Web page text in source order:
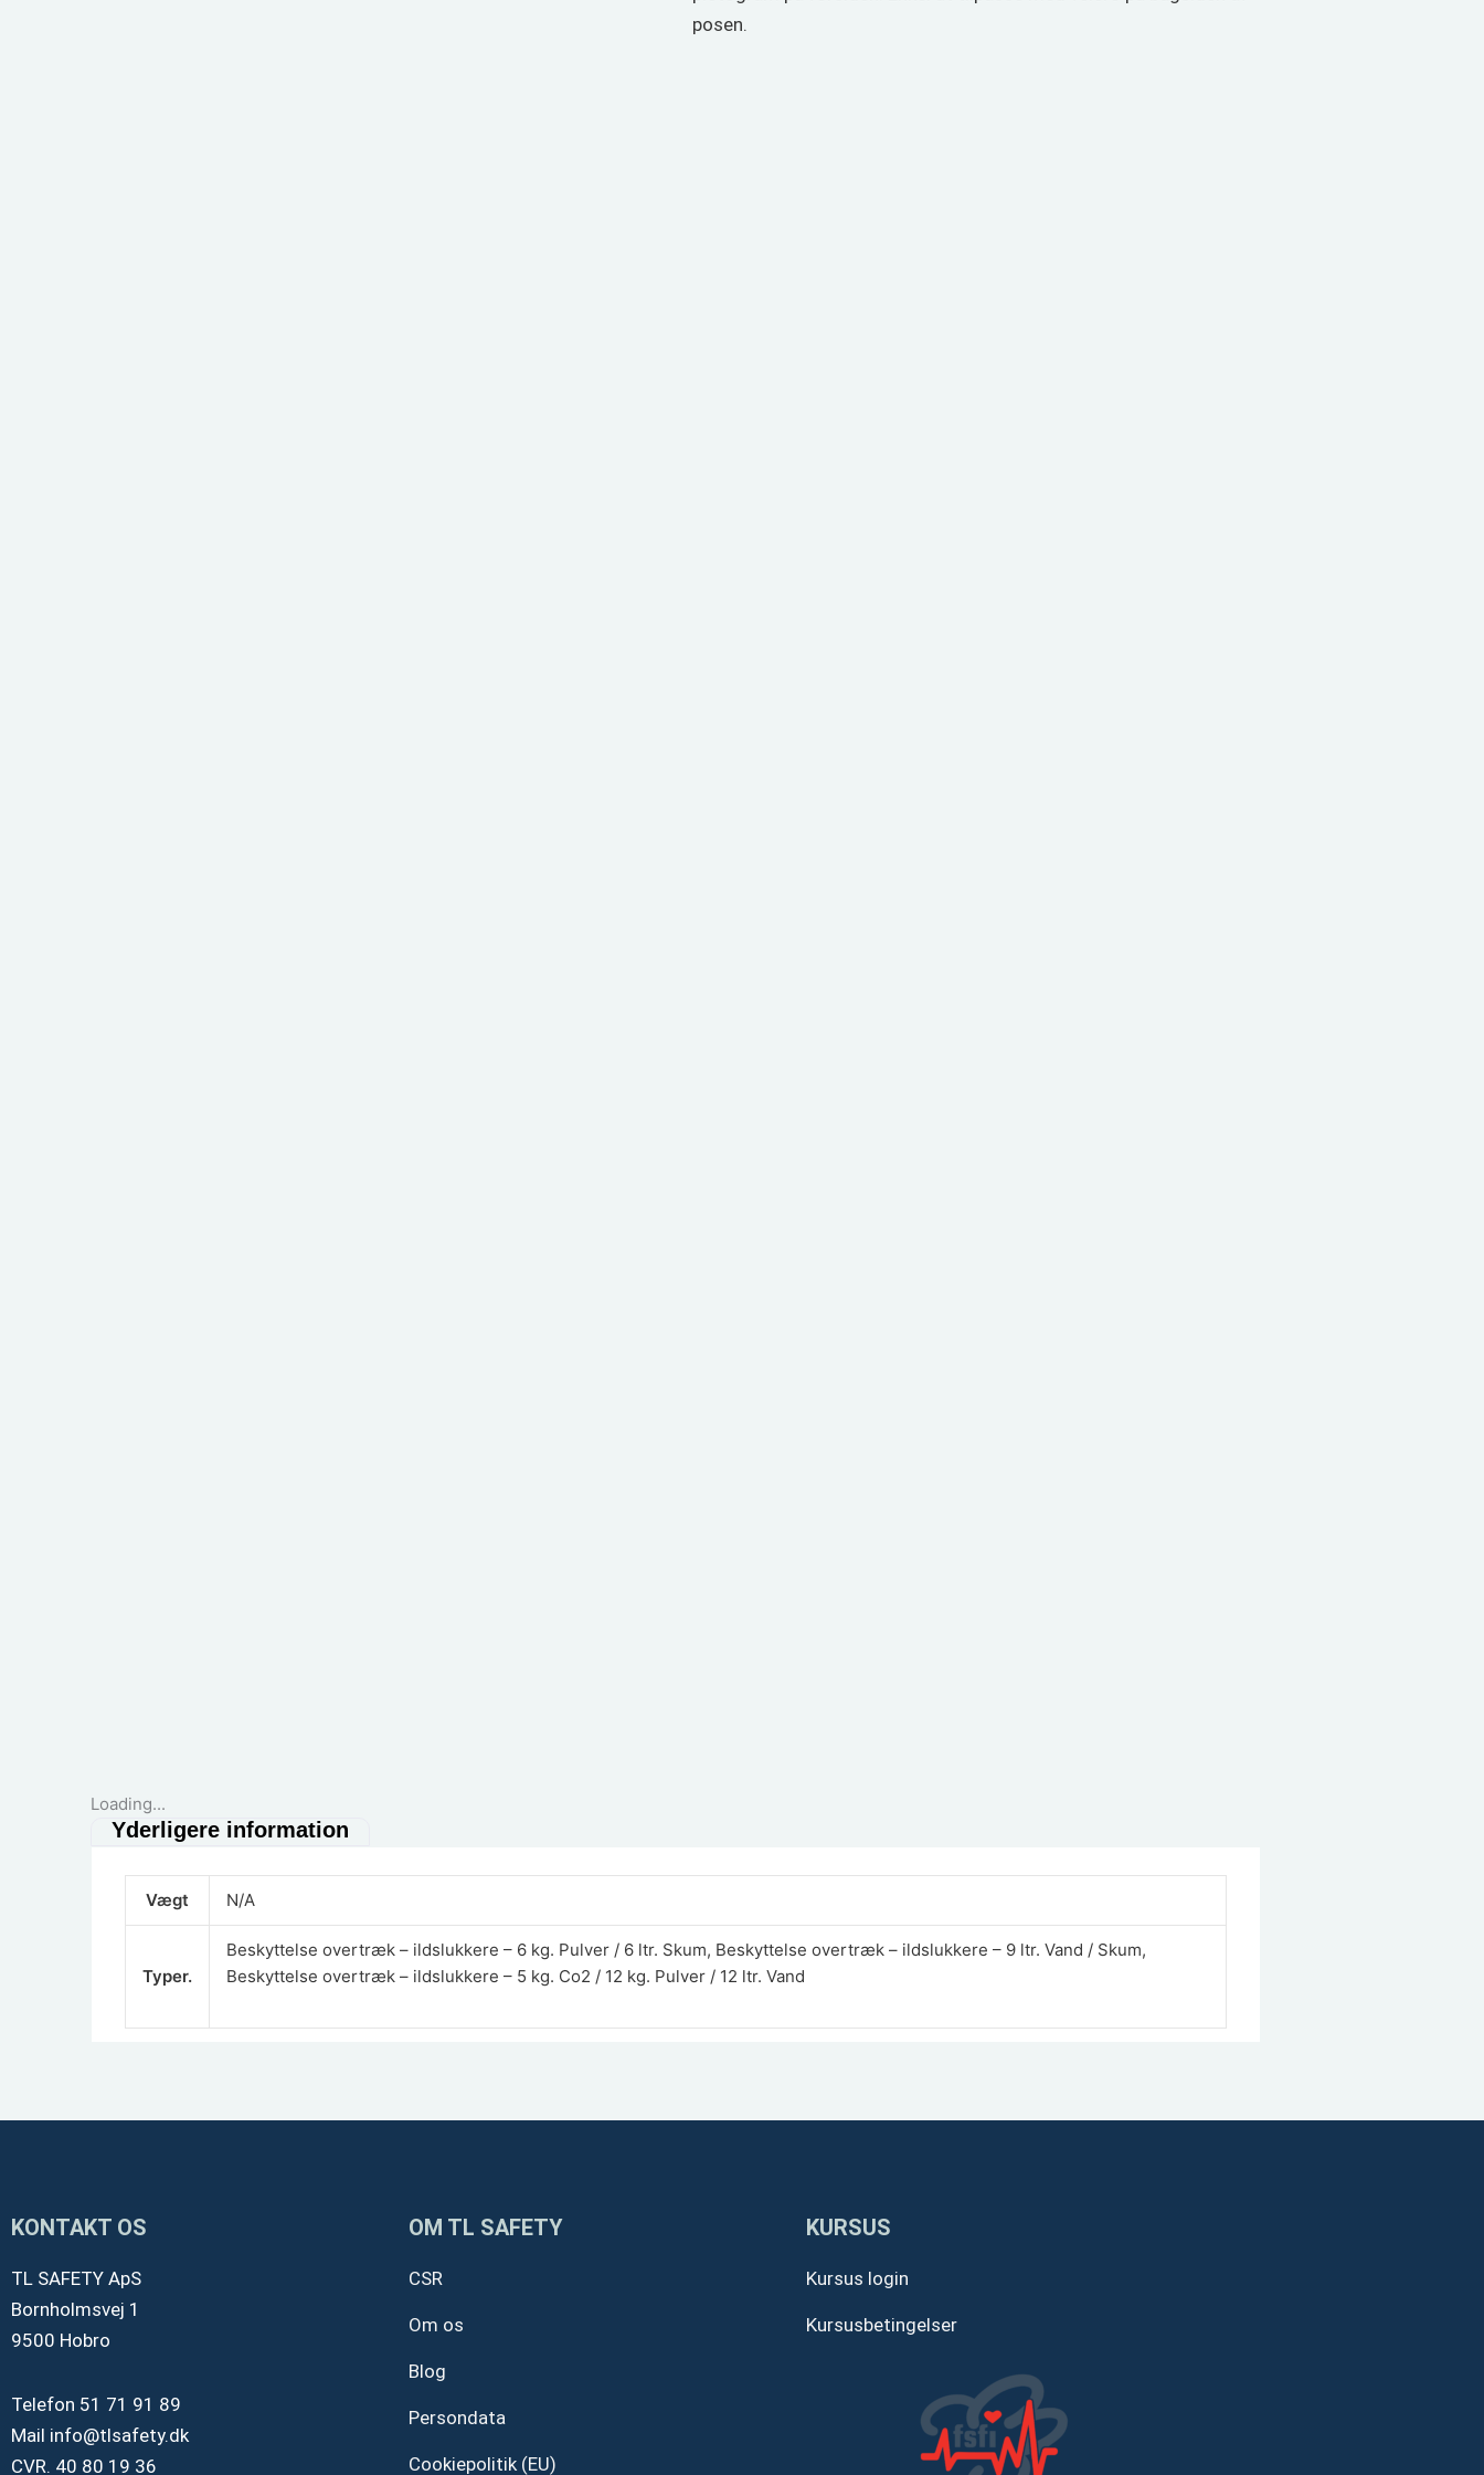
posen.
Loading...
Yderligere information
Vægt N/A
Typer.
Beskyttelse overtræk – ildslukkere – 6 kg. Pulver / 6 ltr. Skum, Beskyttelse overtræk – ildslukkere – 9 ltr. Vand / Skum,
Beskyttelse overtræk – ildslukkere – 5 kg. Co2 / 12 kg. Pulver / 12 ltr. Vand
KONTAKT OS
TL SAFETY ApS
Bornholmsvej 1
9500 Hobro
Telefon 51 71 91 89
Mail info@tlsafety.dk
CVR. 40 80 19 36
OM TL SAFETY
CSR
Om os
Blog
Persondata
Cookiepolitik (EU)
KURSUS
Kursus login
Kursusbetingelser